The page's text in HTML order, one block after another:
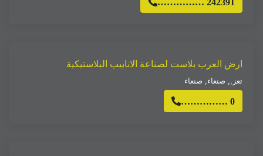
ارض العرب بلاست لصناعة الانابيب البلاستيكية
تعز,, صنعاء, صنعاء
…………… 0